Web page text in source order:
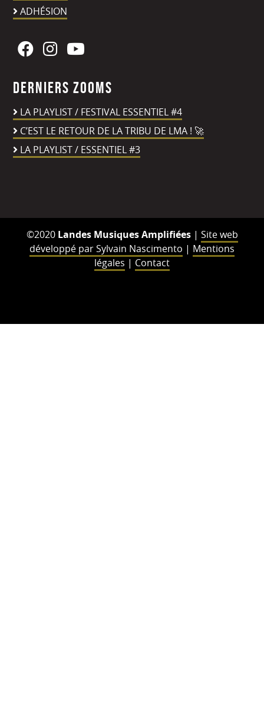
ADHÉSION
Derniers zooms
LA PLAYLIST / FESTIVAL ESSENTIEL #4
C’EST LE RETOUR DE LA TRIBU DE LMA ! 🚀
LA PLAYLIST / ESSENTIEL #3
©2020 Landes Musiques Amplifiées| Site web
développé par Sylvain Nascimento | Mentions
légales | Contact